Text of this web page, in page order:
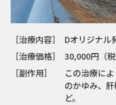
［治療内容］
Dオリジナル
［治療価格］
30,000円（税
［副作用］
この治療に
のかゆみ、
ど。